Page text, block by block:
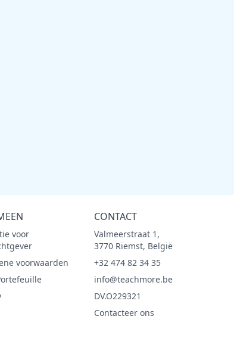
voor
voorwaarden
CONTACT
Valmeerstraat 1,
3770 Riemst, België
+32 474 82 34 35
info@teachmore.be
DV.O229321
Contacteer ons